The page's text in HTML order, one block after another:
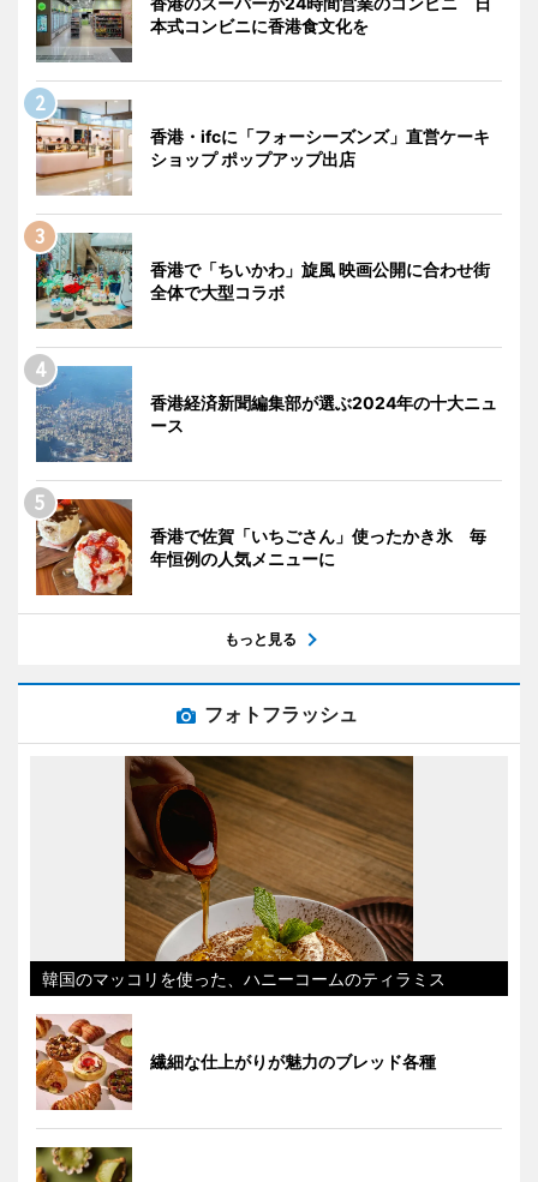
本式コンビニに香港食文化を
香港・ifcに「フォーシーズンズ」直営ケーキ
ショップ ポップアップ出店
香港で「ちいかわ」旋風 映画公開に合わせ街
全体で大型コラボ
香港経済新聞編集部が選ぶ2024年の十大ニュ
ース
香港で佐賀「いちごさん」使ったかき氷 毎
年恒例の人気メニューに
もっと見る
フォトフラッシュ
韓国のマッコリを使った、ハニーコームのティラミス
繊細な仕上がりが魅力のブレッド各種